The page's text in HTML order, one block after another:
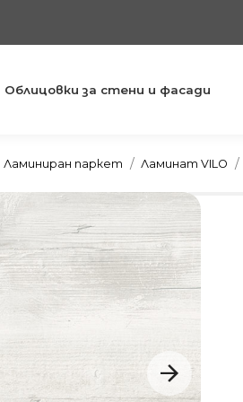
Облицовки за стени и фасади
You are here:
Ламиниран паркет Ламинат VILO